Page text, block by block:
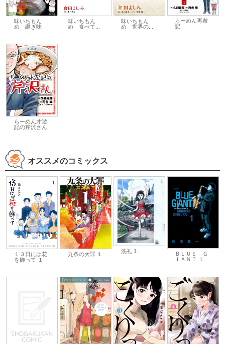
味いちもん
め 継ぎ味
味いちもん
め 食べて...
味いちもん
め 世界の...
らーめん再遊
記
らーめん才遊
記の芹沢さん
オススメのコミックス
１３日には花
を飾って １
九条の大罪 １ 洗礼 1
ＢＬＵＥ Ｇ
ＩＡＮＴ １